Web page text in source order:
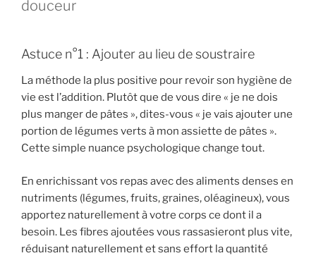
douceur
Astuce n°1 : Ajouter au lieu de soustraire
La méthode la plus positive pour revoir son hygiène de
vie est l’addition. Plutôt que de vous dire « je ne dois
plus manger de pâtes », dites-vous « je vais ajouter une
portion de légumes verts à mon assiette de pâtes ».
Cette simple nuance psychologique change tout.
En enrichissant vos repas avec des aliments denses en
nutriments (légumes, fruits, graines, oléagineux), vous
apportez naturellement à votre corps ce dont il a
besoin. Les fibres ajoutées vous rassasieront plus vite,
réduisant naturellement et sans effort la quantité